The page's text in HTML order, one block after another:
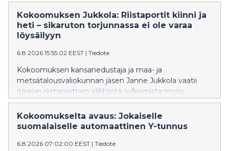
Kokoomuksen Jukkola: Riistaportit kiinni ja
heti – sikaruton torjunnassa ei ole varaa
löysäilyyn
6.8.2026 15:55:02 EEST | Tiedote
Kokoomuksen kansanedustaja ja maa- ja
metsätalousvaliokunnan jäsen Janne Jukkola vaatii
itärajan riistaporttien välitöntä sulkemista myös
Pohjois-Karjalassa. Ylen mukaan riistaportit ovat
maakunnassa edelleen auki, vaikka Kaakkois-
Suomessa ne suljettiin viime viikolla afrikkalaisen
Kokoomukselta avaus: Jokaiselle
suomalaiselle automaattinen Y-tunnus
6.8.2026 07:02:00 EEST | Tiedote